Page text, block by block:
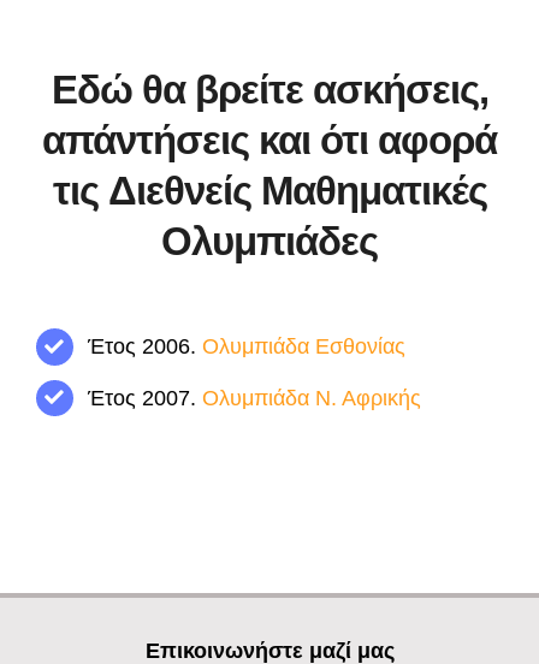
Εδώ θα βρείτε ασκήσεις,
απάντήσεις και ότι αφορά
τις Διεθνείς Μαθηματικές
Ολυμπιάδες
Έτος 2006.Ολυμπιάδα Εσθονίας
Έτος 2007.Ολυμπιάδα Ν. Αφρικής
Επικοινωνήστε μαζί μας